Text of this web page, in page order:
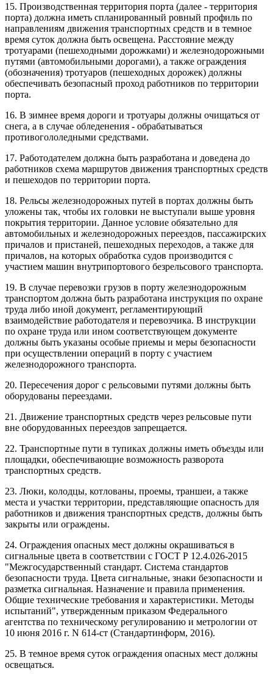
15. Производственная территория порта (далее - территория
порта) должна иметь спланированный ровный профиль по
направлениям движения транспортных средств и в темное
время суток должна быть освещена. Расстояние между
тротуарами (пешеходными дорожками) и железнодорожными
путями (автомобильными дорогами), а также ограждения
(обозначения) тротуаров (пешеходных дорожек) должны
обеспечивать безопасный проход работников по территории
порта.
16. В зимнее время дороги и тротуары должны очищаться от
снега, а в случае обледенения - обрабатываться
противогололедными средствами.
17. Работодателем должна быть разработана и доведена до
работников схема маршрутов движения транспортных средств
и пешеходов по территории порта.
18. Рельсы железнодорожных путей в портах должны быть
уложены так, чтобы их головки не выступали выше уровня
покрытия территории. Данное условие обязательно для
автомобильных и железнодорожных переездов, пассажирских
причалов и пристаней, пешеходных переходов, а также для
причалов, на которых обработка судов производится с
участием машин внутрипортового безрельсового транспорта.
19. В случае перевозки грузов в порту железнодорожным
транспортом должна быть разработана инструкция по охране
труда либо иной документ, регламентирующий
взаимодействие работодателя и перевозчика. В инструкции
по охране труда или ином соответствующем документе
должны быть указаны особые приемы и меры безопасности
при осуществлении операций в порту с участием
железнодорожного транспорта.
20. Пересечения дорог с рельсовыми путями должны быть
оборудованы переездами.
21. Движение транспортных средств через рельсовые пути
вне оборудованных переездов запрещается.
22. Транспортные пути в тупиках должны иметь объезды или
площадки, обеспечивающие возможность разворота
транспортных средств.
23. Люки, колодцы, котлованы, проемы, траншеи, а также
места и участки территории, представляющие опасность для
работников и движения транспортных средств, должны быть
закрыты или ограждены.
24. Ограждения опасных мест должны окрашиваться в
сигнальные цвета в соответствии с ГОСТ Р 12.4.026-2015
"Межгосударственный стандарт. Система стандартов
безопасности труда. Цвета сигнальные, знаки безопасности и
разметка сигнальная. Назначение и правила применения.
Общие технические требования и характеристики. Методы
испытаний", утвержденным приказом Федерального
агентства по техническому регулированию и метрологии от
10 июня 2016 г. N 614-ст (Стандартинформ, 2016).
25. В темное время суток ограждения опасных мест должны
освещаться.